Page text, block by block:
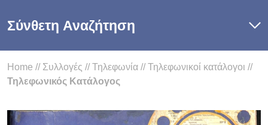
Σύνθετη Αναζήτηση
Home // Συλλογές //Τηλεφωνία //Τηλεφωνικοί κατάλογοι //
Τηλεφωνικός Κατάλογος